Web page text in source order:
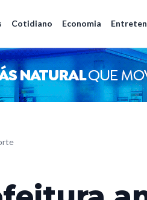
Cotidiano Economia